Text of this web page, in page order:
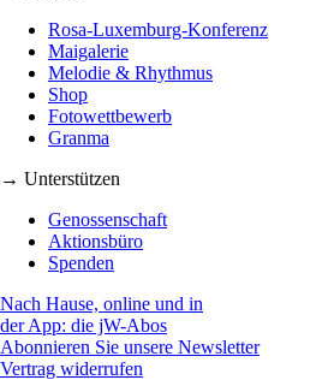
Rosa-Luxemburg-Konferenz
Maigalerie
Melodie & Rhythmus
Shop
Fotowettbewerb
Granma
→ Unterstützen
Genossenschaft
Aktionsbüro
Spenden
Nach Hause, online und in
der App: die jW-Abos
Abonnieren Sie unsere Newsletter
Vertrag widerrufen